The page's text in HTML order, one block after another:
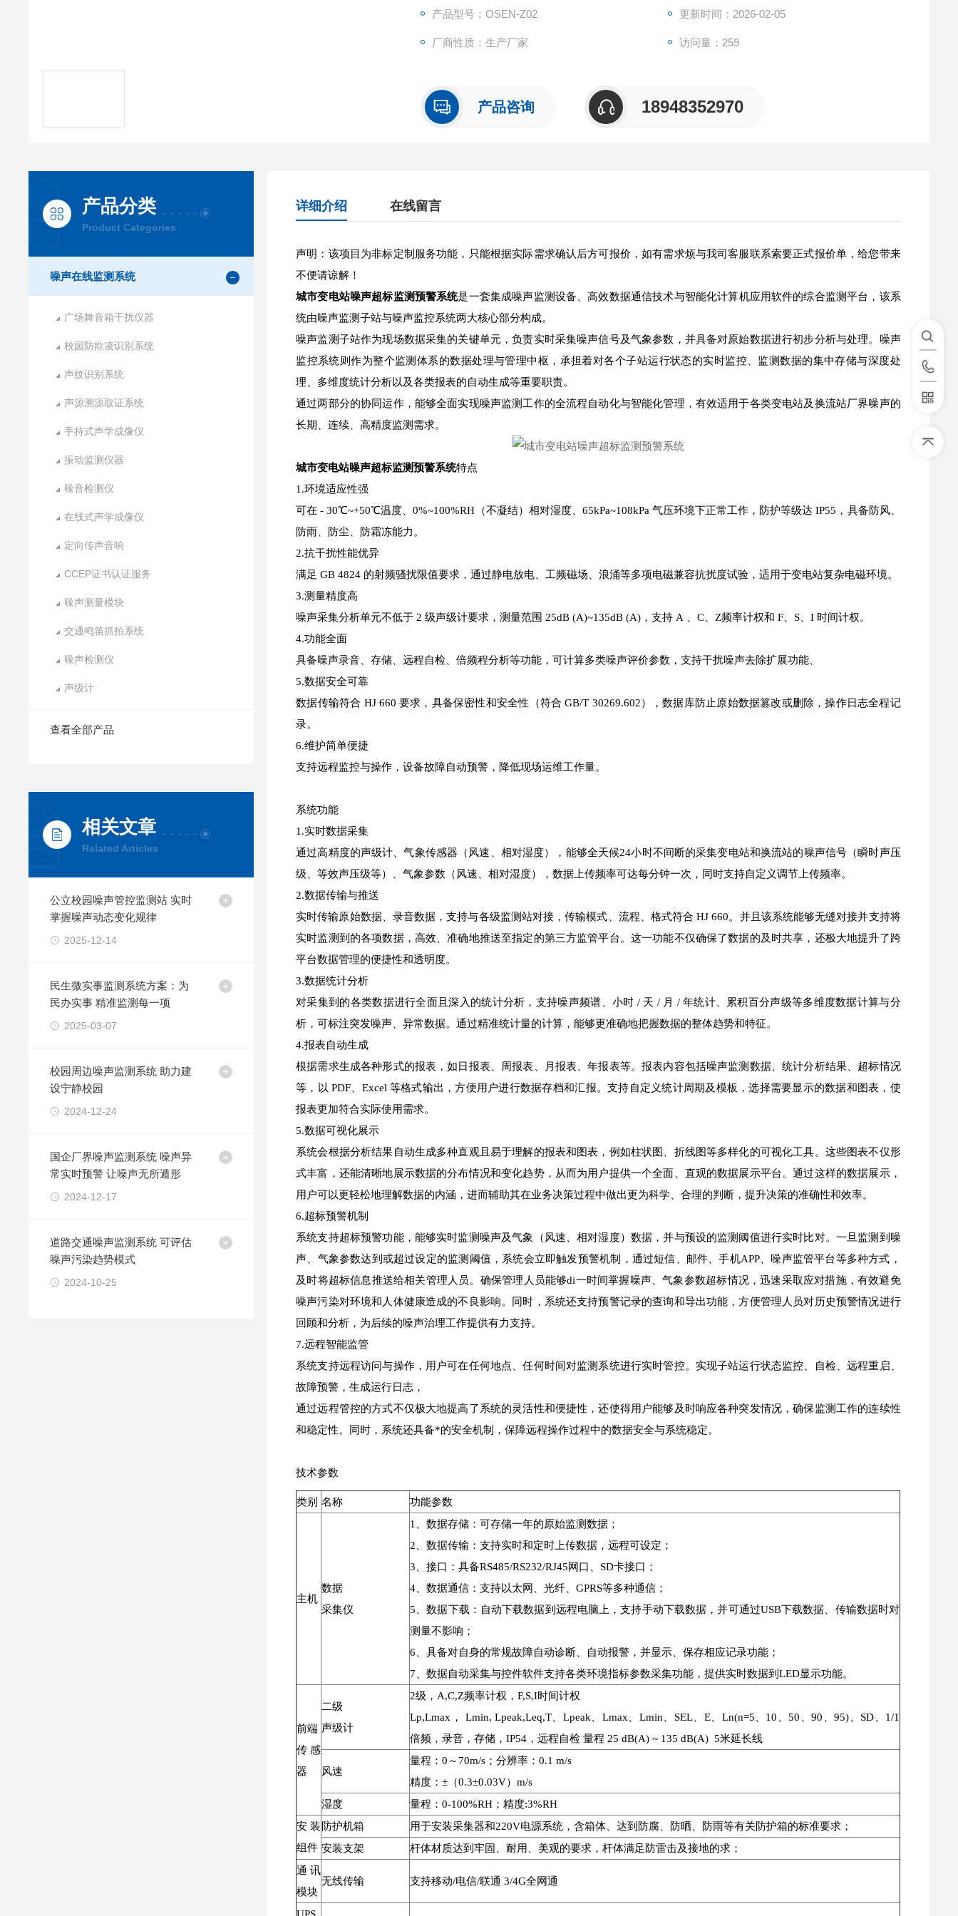
产品型号：OSEN-Z02 更新时间：2026-02-05
厂商性质：生产厂家 访问量：259
产品咨询 18948352970
产品分类
Product Categories
噪声在线监测系统
广场舞音箱干扰仪器
校园防欺凌识别系统
声纹识别系统
声源溯源取证系统
手持式声学成像仪
振动监测仪器
噪音检测仪
在线式声学成像仪
定向传声音响
CCEP证书认证服务
噪声测量模块
交通鸣笛抓拍系统
噪声检测仪
声级计
查看全部产品
相关文章
Related Articles
公立校园噪声管控监测站 实时
掌握噪声动态变化规律
2025-12-14
民生微实事监测系统方案：为
民办实事 精准监测每一项
2025-03-07
校园周边噪声监测系统 助力建
设宁静校园
2024-12-24
国企厂界噪声监测系统 噪声异
常实时预警 让噪声无所遁形
2024-12-17
​道路交通噪声监测系统 可评估
噪声污染趋势模式
2024-10-25
详细介绍 在线留言
声明：该项目为非标定制服务功能，只能根据实际需求确认后方可报价，如有需求烦与我司客服联系索要正式报价单，给您带来
不便请谅解！
城市变电站噪声超标监测预警系统是一套集成噪声监测设备、高效数据通信技术与智能化计算机应用软件的综合监测平台，该系
统由噪声监测子站与噪声监控系统两大核心部分构成。
噪声监测子站作为现场数据采集的关键单元，负责实时采集噪声信号及气象参数，并具备对原始数据进行初步分析与处理。噪声
监控系统则作为整个监测体系的数据处理与管理中枢，承担着对各个子站运行状态的实时监控、监测数据的集中存储与深度处
理、多维度统计分析以及各类报表的自动生成等重要职责。
通过两部分的协同运作，能够全面实现噪声监测工作的全流程自动化与智能化管理，有效适用于各类变电站及换流站厂界噪声的
长期、连续、高精度监测需求。
城市变电站噪声超标监测预警系统特点
1.环境适应性强
可在 - 30℃~+50℃温度、0%~100%RH（不凝结）相对湿度、65kPa~108kPa 气压环境下正常工作，防护等级达 IP55，具备防风、
防雨、防尘、防霜冻能力。
2.抗干扰性能优异
满足 GB 4824 的射频骚扰限值要求，通过静电放电、工频磁场、浪涌等多项电磁兼容抗扰度试验，适用于变电站复杂电磁环境。
3.测量精度高
噪声采集分析单元不低于 2 级声级计要求，测量范围 25dB (A)~135dB (A)，支持 A 、C、Z频率计权和 F、S、I 时间计权。
4.功能全面
具备噪声录音、存储、远程自检、倍频程分析等功能，可计算多类噪声评价参数，支持干扰噪声去除扩展功能、
5.数据安全可靠
数据传输符合 HJ 660 要求，具备保密性和安全性（符合 GB/T 30269.602），数据库防止原始数据篡改或删除，操作日志全程记
录。
6.维护简单便捷
支持远程监控与操作，设备故障自动预警，降低现场运维工作量。
系统功能
1.实时数据采集
通过高精度的声级计、气象传感器（风速、相对湿度），能够全天候24小时不间断的采集变电站和换流站的噪声信号（瞬时声压
级、等效声压级等）、气象参数（风速、相对湿度），数据上传频率可达每分钟一次，同时支持自定义调节上传频率。
2.数据传输与推送
实时传输原始数据、录音数据，支持与各级监测站对接，传输模式、流程、格式符合 HJ 660。并且该系统能够无缝对接并支持将
实时监测到的各项数据，高效、准确地推送至指定的第三方监管平台。这一功能不仅确保了数据的及时共享，还极大地提升了跨
平台数据管理的便捷性和透明度。
3.数据统计分析
对采集到的各类数据进行全面且深入的统计分析，支持噪声频谱、小时 / 天 / 月 / 年统计、累积百分声级等多维度数据计算与分
析，可标注突发噪声、异常数据。通过精准统计量的计算，能够更准确地把握数据的整体趋势和特征。
4.报表自动生成
根据需求生成各种形式的报表，如日报表、周报表、月报表、年报表等。报表内容包括噪声监测数据、统计分析结果、超标情况
等，以 PDF、Excel 等格式输出，方便用户进行数据存档和汇报。支持自定义统计周期及模板，选择需要显示的数据和图表，使
报表更加符合实际使用需求。
5.数据可视化展示
系统会根据分析结果自动生成多种直观且易于理解的报表和图表，例如柱状图、折线图等多样化的可视化工具。这些图表不仅形
式丰富，还能清晰地展示数据的分布情况和变化趋势，从而为用户提供一个全面、直观的数据展示平台。通过这样的数据展示，
用户可以更轻松地理解数据的内涵，进而辅助其在业务决策过程中做出更为科学、合理的判断，提升决策的准确性和效率。
6.超标预警机制
系统支持超标预警功能，能够实时监测噪声及气象（风速、相对湿度）数据，并与预设的监测阈值进行实时比对。一旦监测到噪
声、气象参数达到或超过设定的监测阈值，系统会立即触发预警机制，通过短信、邮件、手机APP、噪声监管平台等多种方式，
及时将超标信息推送给相关管理人员。确保管理人员能够di一时间掌握噪声、气象参数超标情况，迅速采取应对措施，有效避免
噪声污染对环境和人体健康造成的不良影响。同时，系统还支持预警记录的查询和导出功能，方便管理人员对历史预警情况进行
回顾和分析，为后续的噪声治理工作提供有力支持。
7.远程智能监管
系统支持远程访问与操作，用户可在任何地点、任何时间对监测系统进行实时管控。实现子站运行状态监控、自检、远程重启、
故障预警，生成运行日志，
通过远程管控的方式不仅极大地提高了系统的灵活性和便捷性，还使得用户能够及时响应各种突发情况，确保监测工作的连续性
和稳定性。同时，系统还具备*的安全机制，保障远程操作过程中的数据安全与系统稳定。
技术参数
类别 名称 功能参数
主机
数据
采集仪
1、数据存储：可存储一年的原始监测数据；
2、数据传输：支持实时和定时上传数据，远程可设定；
3、接口：具备RS485/RS232/RJ45网口、SD卡接口；
4、数据通信：支持以太网、光纤、GPRS等多种通信；
5、数据下载：自动下载数据到远程电脑上，支持手动下载数据，并可通过USB下载数据、传输数据时对
测量不影响；
6、具备对自身的常规故障自动诊断、自动报警，并显示、保存相应记录功能；
7、数据自动采集与控件软件支持各类环境指标参数采集功能，提供实时数据到LED显示功能。
前端
传感
器
二级
声级计
2级，A,C,Z频率计权，F,S,I时间计权
Lp,Lmax， Lmin, Lpeak,Leq,T、Lpeak、Lmax、Lmin、SEL、E、Ln(n=5、10、50、90、95)、SD、1/1
倍频，录音，存储，IP54，远程自检 量程 25 dB(A) ~ 135 dB(A) 5米延长线
风速
量程：0～70m/s；分辨率：0.1 m/s
精度：±（0.3±0.03V）m/s
湿度
量程：0-100%RH；精度:3%RH
安装
组件
防护机箱
用于安装采集器和220V电源系统，含箱体、达到防腐、防晒、防雨等有关防护箱的标准要求；
安装支架
杆体材质达到牢固、耐用、美观的要求，杆体满足防雷击及接地的求；
通讯
模块
无线传输 支持移动/电信/联通 3/4G全网通